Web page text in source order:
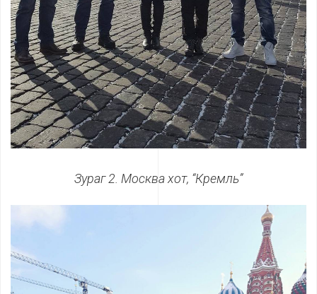
Зураг 2. Москва хот, “Кремль”